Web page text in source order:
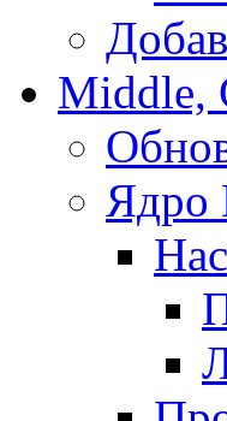
Middle,
Ядро